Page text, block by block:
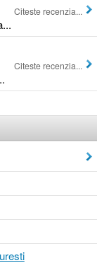
Citeste recenzia...
Citeste recenzia...